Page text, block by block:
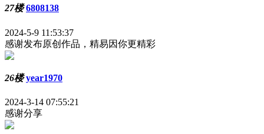
27楼 6808138
2024-5-9 11:53:37
感谢发布原创作品，精易因你更精彩
26楼 year1970
2024-3-14 07:55:21
感谢分享